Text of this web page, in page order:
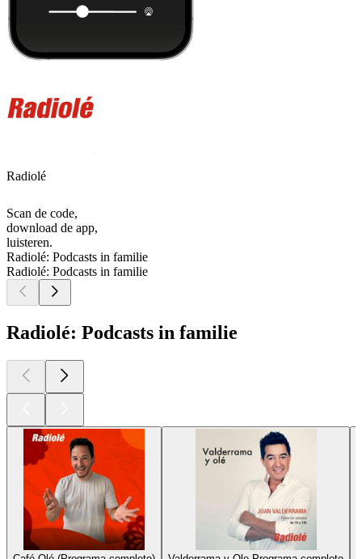
Radiolé
Scan de code,
download de app,
luisteren.
Radiolé: Podcasts in familie
Radiolé: Podcasts in familie
Radiolé: Podcasts in familie